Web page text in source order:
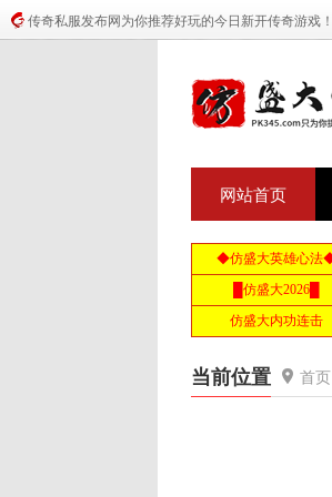
传奇私服发布网为你推荐好玩的今日新开传奇游戏！
网站首页
当前位置 首页